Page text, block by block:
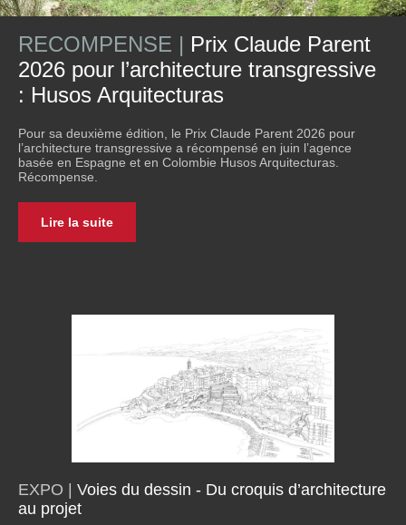
RECOMPENSE | Prix Claude Parent
2026 pour l’architecture transgressive
: Husos Arquitecturas
Pour sa deuxième édition, le Prix Claude Parent 2026 pour
l’architecture transgressive a récompensé en juin l’agence
basée en Espagne et en Colombie Husos Arquitecturas.
Récompense.
Lire la suite
EXPO | Voies du dessin - Du croquis d’architecture
au projet